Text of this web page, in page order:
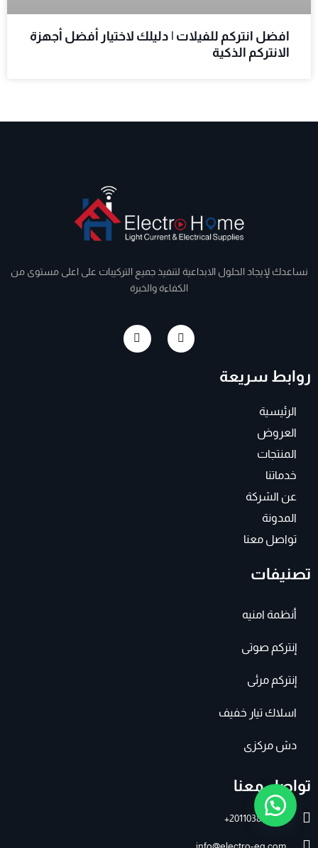
افضل انتركم للفيلات | دليلك لاختيار أفضل أجهزة
الانتركم الذكية
نساعدك لإيجاد الحلول الابداعية لتنفيذ جميع التركيبات على اعلى مستوى من
الكفاءة والخبرة
F
a
c
I
n
s
روابط سريعة
الرئيسية
العروض
المنتجات
خدماتنا
عن الشركة
المدونة
تواصل معنا
تصنيفات
أنظمة امنيه
إنتركم صوتى
إنتركم مرئى
اسلاك تيار خفيف
دش مركزى
تواصل معنا
201103895007+
info@electro-eg.com